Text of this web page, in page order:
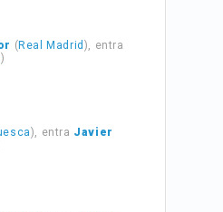
( Real Madrid ), entra
)
), entra Javier